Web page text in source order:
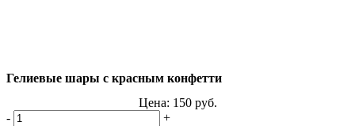
Гелиевые шары с красным конфетти
Цена: 150 руб.
-
+